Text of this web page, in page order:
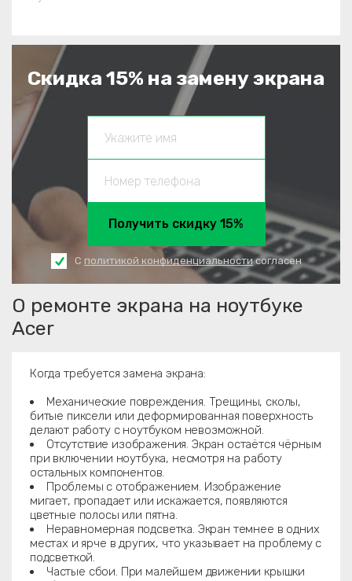
Скидка 15% на замену экрана
Получить скидку 15%
С политикой конфиденциальностисогласен
О ремонте экрана на ноутбуке
Acer
Когда требуется замена экрана:
Механические повреждения. Трещины, сколы,
битые пиксели или деформированная поверхность
делают работу с ноутбуком невозможной.
Отсутствие изображения. Экран остаётся чёрным
при включении ноутбука, несмотря на работу
остальных компонентов.
Проблемы с отображением. Изображение
мигает, пропадает или искажается, появляются
цветные полосы или пятна.
Неравномерная подсветка. Экран темнее в одних
местах и ярче в других, что указывает на проблему с
подсветкой.
Частые сбои. При малейшем движении крышки